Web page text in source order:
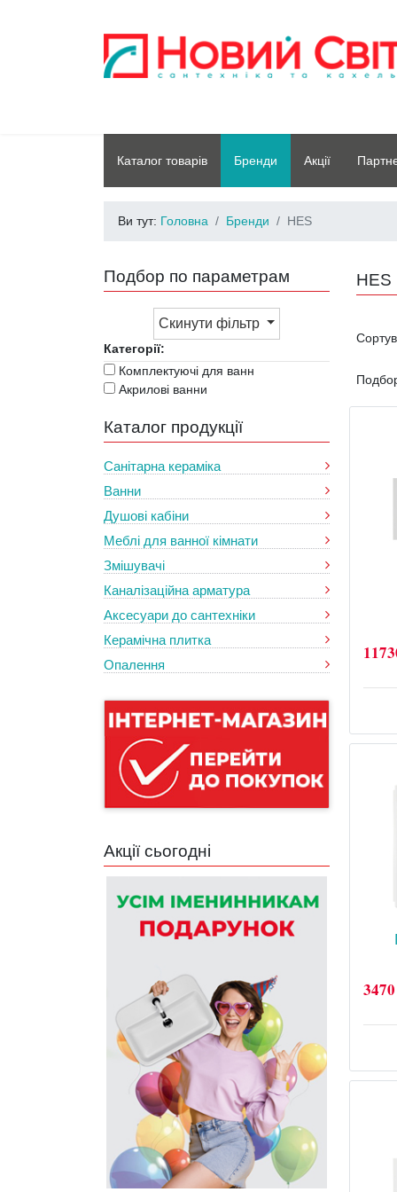
Каталог товарів Бренди Акції
Ви тут: Головна Бренди HES
Подбор по параметрам
Скинути фільтр
Категорії:
Комплектуючі для ванн
Акрилові ванни
Каталог продукції
Санітарна кераміка
Ванни
Душові кабіни
Меблі для ванної кімнати
Змішувачі
Каналізаційна арматура
Аксесуари до сантехніки
Керамічна плитка
Опалення
Акції сьогодні
HES